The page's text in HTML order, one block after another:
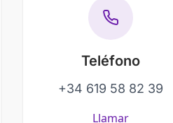
Teléfono
+34 619 58 82 39
Llamar